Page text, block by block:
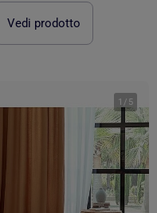
Vedi prodotto
1 / 5